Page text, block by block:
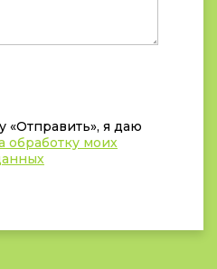
«Отправить», я даю
обработку моих